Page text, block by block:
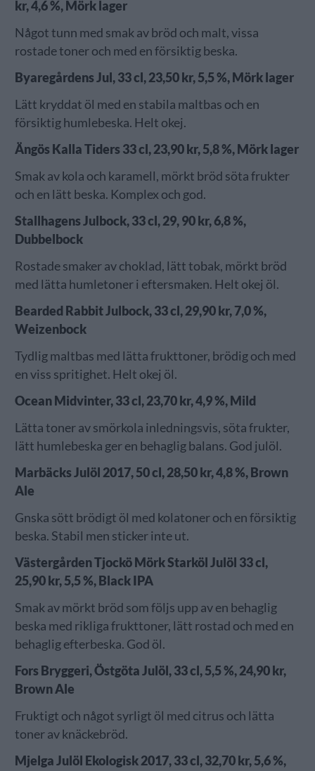
kr, 4,6 %, Mörk lager
Något tunn med smak av bröd och malt, vissa
rostade toner och med en försiktig beska.
Byaregårdens Jul, 33 cl, 23,50 kr, 5,5 %, Mörk lager
Lätt kryddat öl med en stabila maltbas och en
försiktig humlebeska. Helt okej.
Ängös Kalla Tiders 33 cl, 23,90 kr, 5,8 %, Mörk lager
Smak av kola och karamell, mörkt bröd söta frukter
och en lätt beska. Komplex och god.
Stallhagens Julbock, 33 cl, 29, 90 kr, 6,8 %,
Dubbelbock
Rostade smaker av choklad, lätt tobak, mörkt bröd
med lätta humletoner i eftersmaken. Helt okej öl.
Bearded Rabbit Julbock, 33 cl, 29,90 kr, 7,0 %,
Weizenbock
Tydlig maltbas med lätta frukttoner, brödig och med
en viss spritighet. Helt okej öl.
Ocean Midvinter, 33 cl, 23,70 kr, 4,9 %, Mild
Lätta toner av smörkola inledningsvis, söta frukter,
lätt humlebeska ger en behaglig balans. God julöl.
Marbäcks Julöl 2017, 50 cl, 28,50 kr, 4,8 %, Brown
Ale
Gnska sött brödigt öl med kolatoner och en försiktig
beska. Stabil men sticker inte ut.
Västergården Tjockö Mörk Starköl Julöl 33 cl,
25,90 kr, 5,5 %, Black IPA
Smak av mörkt bröd som följs upp av en behaglig
beska med rikliga frukttoner, lätt rostad och med en
behaglig efterbeska. God öl.
Fors Bryggeri, Östgöta Julöl, 33 cl, 5,5 %, 24,90 kr,
Brown Ale
Fruktigt och något syrligt öl med citrus och lätta
toner av knäckebröd.
Mjelga Julöl Ekologisk 2017, 33 cl, 32,70 kr, 5,6 %,